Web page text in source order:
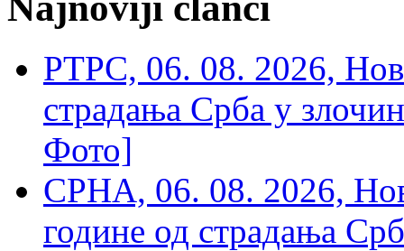
РТРС, 06. 08. 2026,
страдања Срба у
Фото]
СРНА, 06. 08. 2026,
године од страдања